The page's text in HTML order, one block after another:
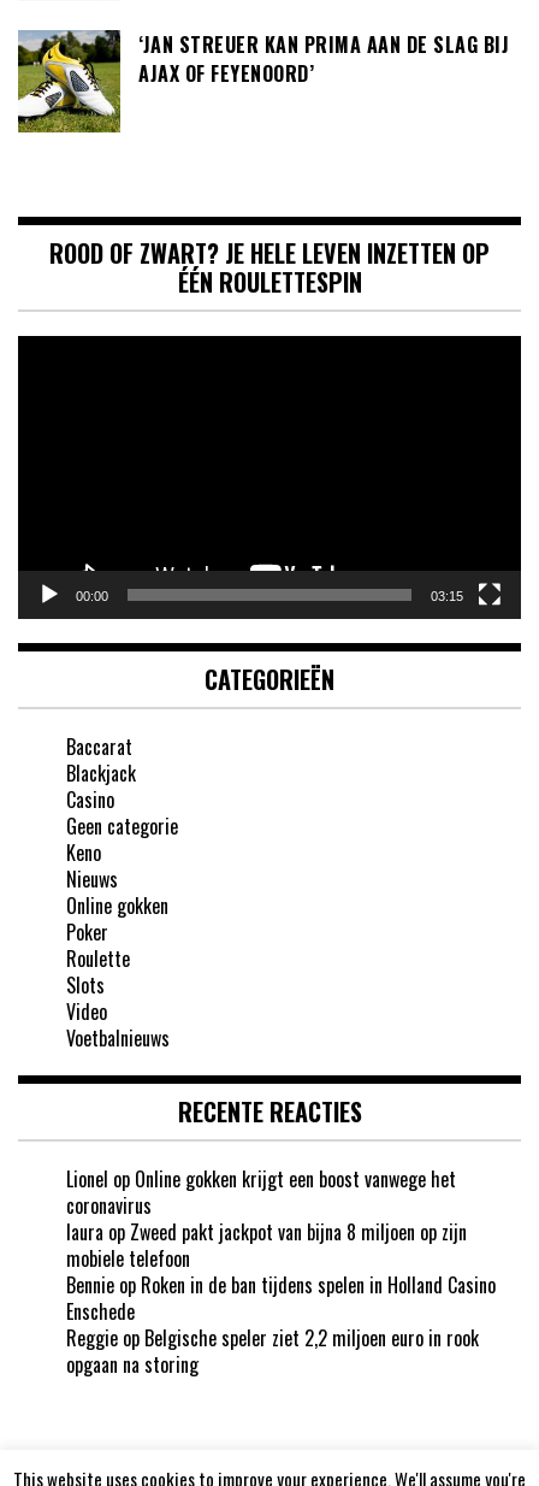
‘JAN STREUER KAN PRIMA AAN DE SLAG BIJ
AJAX OF FEYENOORD’
ROOD OF ZWART? JE HELE LEVEN INZETTEN OP
ÉÉN ROULETTESPIN
00:00 03:15
CATEGORIEËN
Baccarat
Blackjack
Casino
Geen categorie
Keno
Nieuws
Online gokken
Poker
Roulette
Slots
Video
Voetbalnieuws
RECENTE REACTIES
Lionel op Online gokken krijgt een boost vanwege het
coronavirus
laura op Zweed pakt jackpot van bijna 8 miljoen op zijn
mobiele telefoon
Bennie op Roken in de ban tijdens spelen in Holland Casino
Enschede
Reggie op Belgische speler ziet 2,2 miljoen euro in rook
opgaan na storing
This website uses cookies to improve your experience. We'll assume you're